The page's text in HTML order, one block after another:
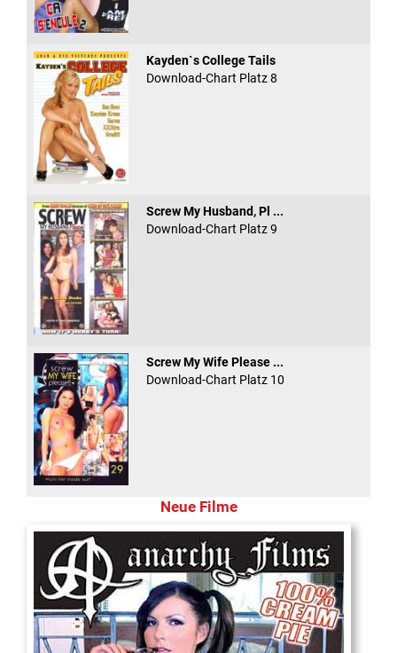
Kayden`s College Tails
Download-Chart Platz 8
Screw My Husband, Pl ...
Download-Chart Platz 9
Screw My Wife Please ...
Download-Chart Platz 10
Neue Filme